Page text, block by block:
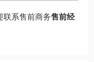
联系售前商务售前经